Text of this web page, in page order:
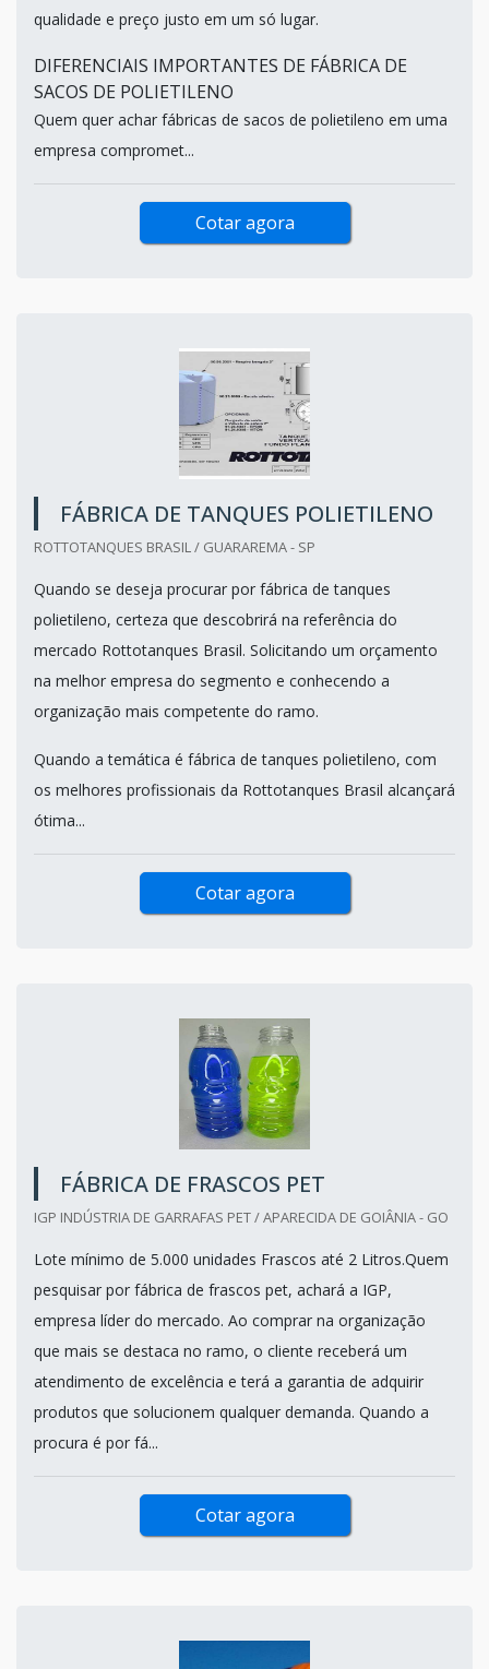
qualidade e preço justo em um só lugar.
DIFERENCIAIS IMPORTANTES DE FÁBRICA DE
SACOS DE POLIETILENO
Quem quer achar fábricas de sacos de polietileno em uma
empresa compromet...
Cotar agora
FÁBRICA DE TANQUES POLIETILENO
ROTTOTANQUES BRASIL / GUARAREMA - SP
Quando se deseja procurar por fábrica de tanques
polietileno, certeza que descobrirá na referência do
mercado Rottotanques Brasil. Solicitando um orçamento
na melhor empresa do segmento e conhecendo a
organização mais competente do ramo.
Quando a temática é fábrica de tanques polietileno, com
os melhores profissionais da Rottotanques Brasil alcançará
ótima...
Cotar agora
FÁBRICA DE FRASCOS PET
IGP INDÚSTRIA DE GARRAFAS PET / APARECIDA DE GOIÂNIA - GO
Lote mínimo de 5.000 unidades Frascos até 2 Litros.Quem
pesquisar por fábrica de frascos pet, achará a IGP,
empresa líder do mercado. Ao comprar na organização
que mais se destaca no ramo, o cliente receberá um
atendimento de excelência e terá a garantia de adquirir
produtos que solucionem qualquer demanda. Quando a
procura é por fá...
Cotar agora